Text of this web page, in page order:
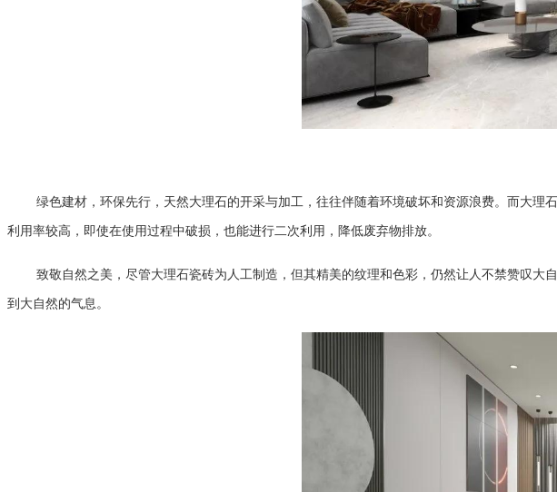
绿色建材，环保先行， 天然大理石的开采与加工，往往伴随着环境破坏和资源浪费。而大理
利用率较高，即使在使用过程中破损，也能进行二次利用，降低废弃物排放。
致敬自然之美， 尽管大理石瓷砖为人工制造，但其精美的纹理和色彩，仍然让人不禁赞叹
到大自然的气息。